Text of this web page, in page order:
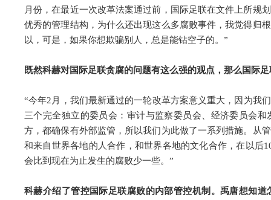
月份，在最近一次改革法案通过前，国际足联在文件上所规
优秀的管理结构，为什么还出现这么多腐败事件，我觉得归
以，可是，如果你想欺骗别人，总是能钻空子的。”
既然科赫对国际足联贪腐的问题有这么强的观点，那么国际
“今年2月，我们最新通过的一轮改革方案意义重大，因为我
三个完全独立的委员会：审计与监察委员会、经济委员会
方，都确保有外部监管，所以我们为此做了一系列措施。从
和来自世界各地的人合作，和世界各地的文化合作，在以后
会比到现在为止发生的腐败少一些。”
科赫介绍了管控国际足联腐败的内部管控机制。禹唐想知